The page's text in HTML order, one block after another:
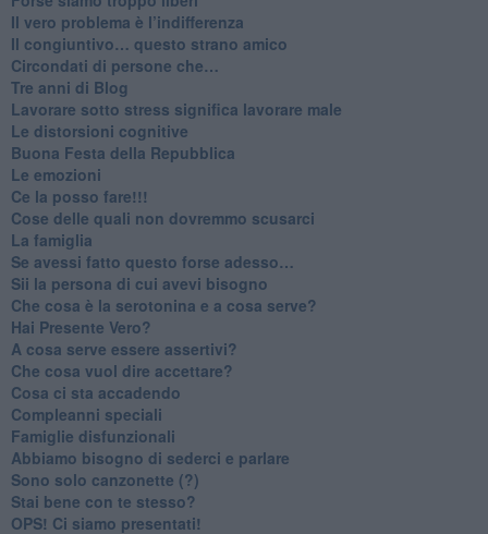
​Il vero problema è l’indifferenza
​Il congiuntivo… questo strano amico
​Circondati di persone che…
​Tre anni di Blog
​Lavorare sotto stress significa lavorare male
​Le distorsioni cognitive
​Buona Festa della Repubblica
Le emozioni
​Ce la posso fare!!!
​Cose delle quali non dovremmo scusarci
​La famiglia
​Se avessi fatto questo forse adesso…
​Sii la persona di cui avevi bisogno
Che cosa è la serotonina e a cosa serve?
​Hai Presente Vero?
A cosa serve essere assertivi?
​Che cosa vuol dire accettare?
​Cosa ci sta accadendo
​Compleanni speciali
​Famiglie disfunzionali
​Abbiamo bisogno di sederci e parlare
Sono solo canzonette (?)
​Stai bene con te stesso?
​OPS! Ci siamo presentati!